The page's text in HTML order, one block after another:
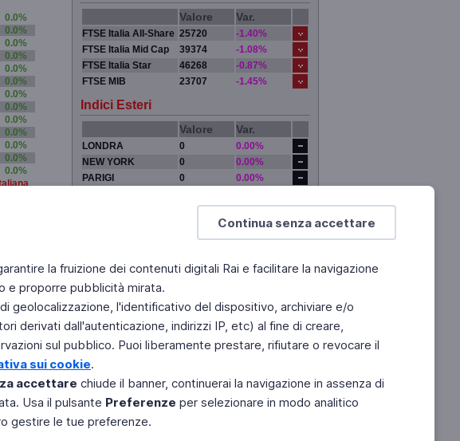
Continua senza accettare
la fruizione dei contenuti digitali Rai e facilitare la navigazione
e proporre pubblicità mirata.
geolocalizzazione, l'identificativo del dispositivo, archiviare e/o
derivati dall'autenticazione, indirizzi IP, etc) al fine di creare,
sul pubblico. Puoi liberamente prestare, rifiutare o revocare il
sui cookie.
accettare chiude il banner, continuerai la navigazione in assenza di
Usa il pulsante Preferenze per selezionare in modo analitico
gestire le tue preferenze.
0.0%
0.0%
0.0%
0.0%
0.0%
0.0%
0.0%
0.0%
0.0%
0.0%
0.0%
0.0%
0.0%
Valore Var.
FTSE Italia All-Share 25720
-1.40%
FTSE Italia Mid Cap
39374
-1.08%
FTSE Italia Star
46268
-0.87%
FTSE MIB
23707 -1.45%
Indici Esteri
Valore Var.
LONDRA 0
0.00%
NEW YORK
0
0.00%
PARIGI
0
0.00%